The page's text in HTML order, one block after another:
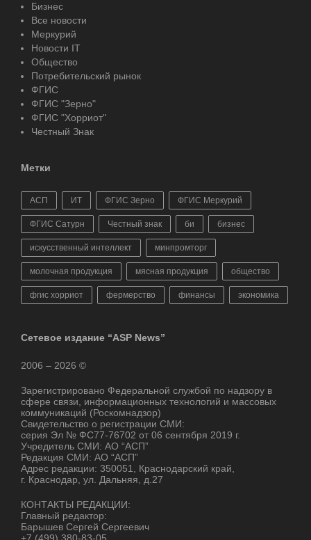
Бизнес
Все новости
Меркурий
Новости IT
Общество
Потребительский рынок
ФГИС
ФГИС "Зерно"
ФГИС "Хорриот"
Честный Знак
Метки
АСП ИТ ФГИС Зерно ФГИС Меркурий
ФГИС Сатурн Честный знак би бизнес
искусственный интеллект минпромторг
молочная продукция мясная продукция общество
фгис хорриот фермерство финансы экономика
Сетевое издание “ASP News”
2006 – 2026 ©
Зарегистрировано Федеральной службой по надзору в
сфере связи, информационных технологий и массовых
коммуникаций (Роскомнадзор)
Свидетельство о регистрации СМИ:
серия Эл № ФС77-76702 от 06 сентября 2019 г.
Учредитель СМИ: АО “АСП”
Редакция СМИ: АО “АСП”
Адрес редакции: 350051, Краснодарский край,
г. Краснодар, ул. Дальняя, д.27
КОНТАКТЫ РЕДАКЦИИ:
Главный редактор:
Барышев Сергей Сергеевич